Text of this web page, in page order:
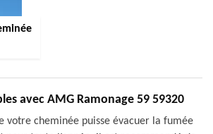
avec AMG Ramonage 59 59320
votre cheminée puisse évacuer la fumée